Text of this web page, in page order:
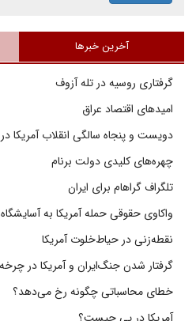
آخرین خبرها
گرفتاری روسیه در تله آزوف
امیدهای اقتصاد عراق
دویست و پنجاه سالگی انقلاب آمریکا در
چهره‌های کلیدی دولت برنام
تلگراف گراهام برای ایران
واکاوی حقوقی حمله آمریکا به
نقطه‌زنی در حیاط‌خلوت آمریکا
گرفتار شدن جنگ‌ایران و آمریکا در
خطای محاسباتی چگونه رخ می‌دهد؟